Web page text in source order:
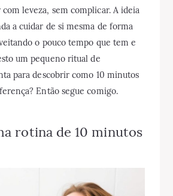
leveza, sem complicar. A ideia
a cuidar de si mesma de forma
o pouco tempo que tem e
um pequeno ritual de
para descobrir como 10 minutos
Então segue comigo.
rotina de 10 minutos